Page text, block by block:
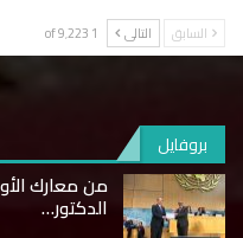
السابق التالى 1 of 9٬223
بروفايل
من معارك
الدكتور…